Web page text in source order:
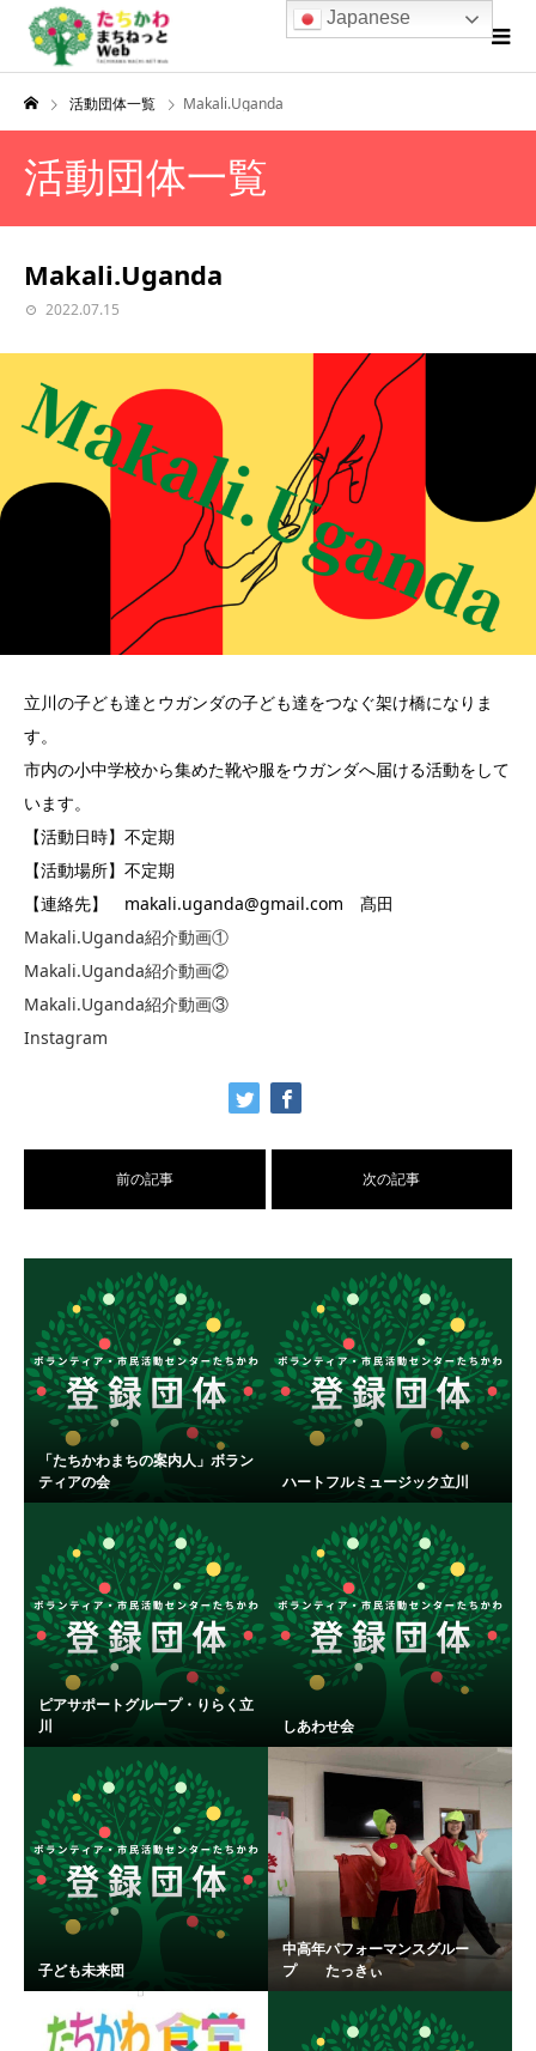
活動団体一覧 Makali.Uganda
活動団体一覧
Makali.Uganda
2022.07.15
立川の子ども達とウガンダの子ども達をつなぐ架け橋になりま
す。
市内の小中学校から集めた靴や服をウガンダへ届ける活動をして
います。
【活動日時】不定期
【活動場所】不定期
【連絡先】 makali.uganda@gmail.com 髙田
Makali.Uganda紹介動画①
Makali.Uganda紹介動画②
Makali.Uganda紹介動画③
Instagram
前の記事 次の記事
「たちかわまちの案内人」ボラン
ティアの会
ハートフルミュージック立川
ピアサポートグループ・りらく立
川
しあわせ会
子ども未来団
中高年パフォーマンスグルー
プ たっきぃ
Japanese